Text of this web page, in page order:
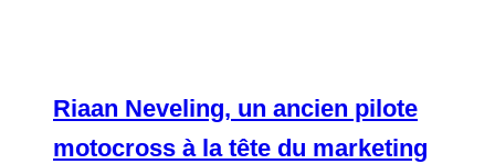
Riaan Neveling, un ancien pilote
motocross à la tête du marketing